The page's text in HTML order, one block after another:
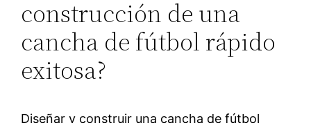
construcción de una
cancha de fútbol rápido
exitosa?
Diseñar y construir una cancha de fútbol